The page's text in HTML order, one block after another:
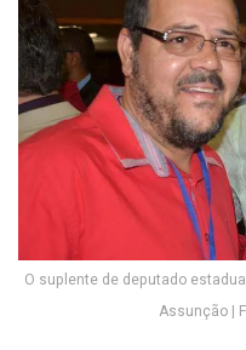
O suplente de deputado
Assunção |